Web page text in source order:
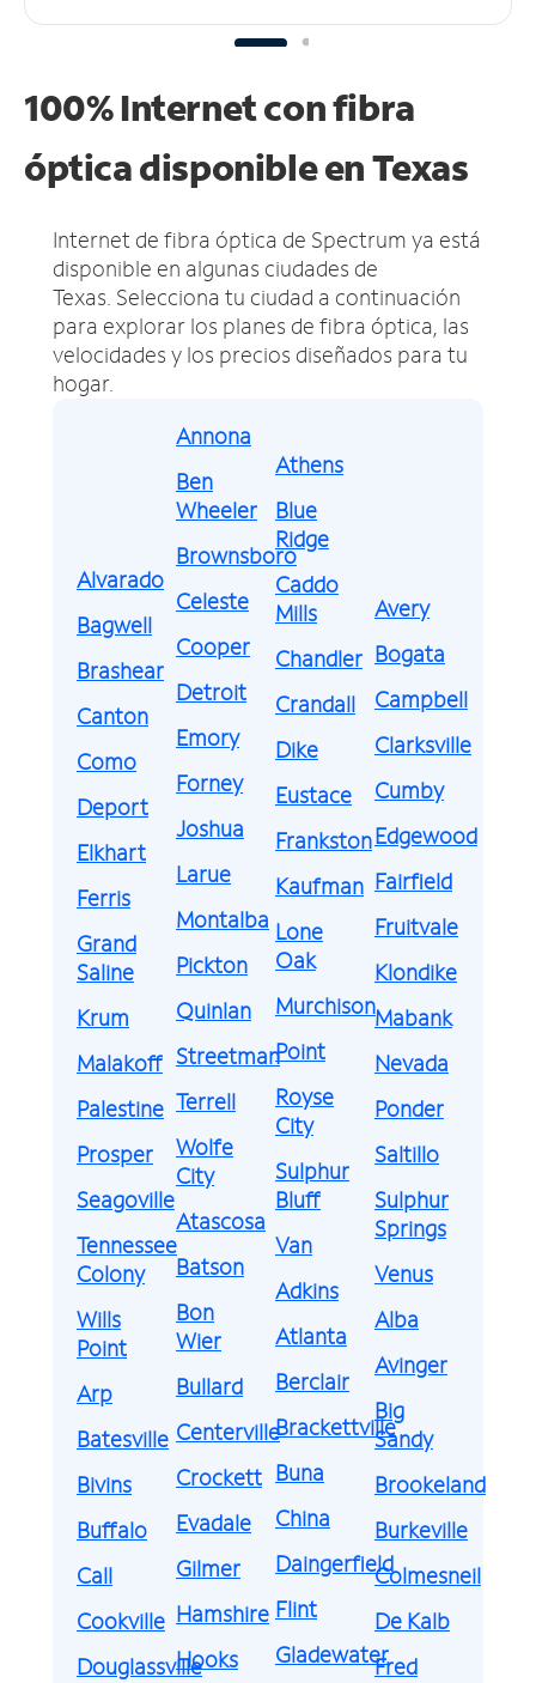
100% Internet con fibra
óptica disponible en Texas
Internet de fibra óptica de Spectrum ya está
disponible en algunas ciudades de
Texas. Selecciona tu ciudad a continuación
para explorar los planes de fibra óptica, las
velocidades y los precios diseñados para tu
hogar.
Alvarado
Bagwell
Brashear
Canton
Como
Deport
Elkhart
Ferris
Grand
Saline
Krum
Malakoff
Palestine
Prosper
Seagoville
Tennessee
Colony
Wills
Point
Arp
Batesville
Bivins
Buffalo
Call
Cookville
Douglassville
Annona
Ben
Wheeler
Brownsboro
Celeste
Cooper
Detroit
Emory
Forney
Joshua
Larue
Montalba
Pickton
Quinlan
Streetman
Terrell
Wolfe
City
Atascosa
Batson
Bon
Wier
Bullard
Centerville
Crockett
Evadale
Gilmer
Hamshire
Hooks
Athens
Blue
Ridge
Caddo
Mills
Chandler
Crandall
Dike
Eustace
Frankston
Kaufman
Lone
Oak
Murchison
Point
Royse
City
Sulphur
Bluff
Van
Adkins
Atlanta
Berclair
Brackettville
Buna
China
Daingerfield
Flint
Gladewater
Avery
Bogata
Campbell
Clarksville
Cumby
Edgewood
Fairfield
Fruitvale
Klondike
Mabank
Nevada
Ponder
Saltillo
Sulphur
Springs
Venus
Alba
Avinger
Big
Sandy
Brookeland
Burkeville
Colmesneil
De Kalb
Fred